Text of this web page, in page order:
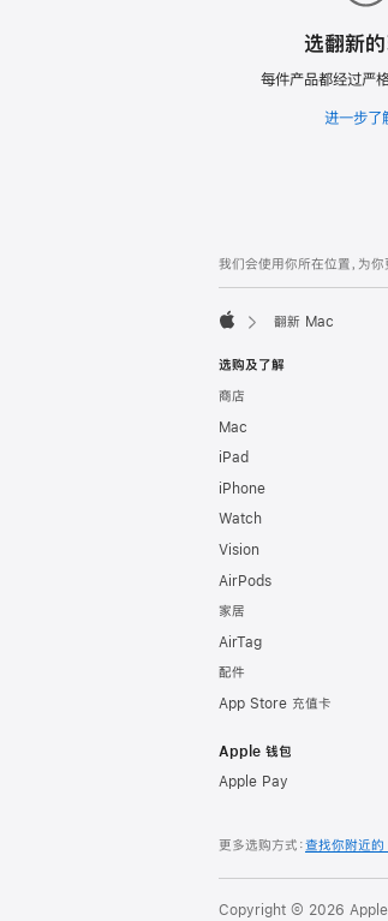
选翻新
每件产品都经过严
进一步了
页
脚
注
我们会使用你所在位置，为
翻新 Mac
选购及了解
商店
Mac
iPad
iPhone
Watch
Vision
AirPods
家居
AirTag
配件
App Store 充值卡
Apple 钱包
Apple Pay
更多选购方式：查找你附近
Copyright © 2026 Apple